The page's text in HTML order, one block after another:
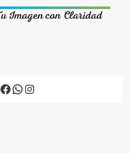
Facebook
WhatsApp
Instagram